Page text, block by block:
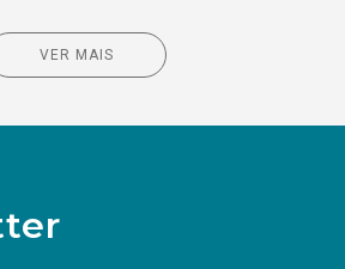
VER MAIS